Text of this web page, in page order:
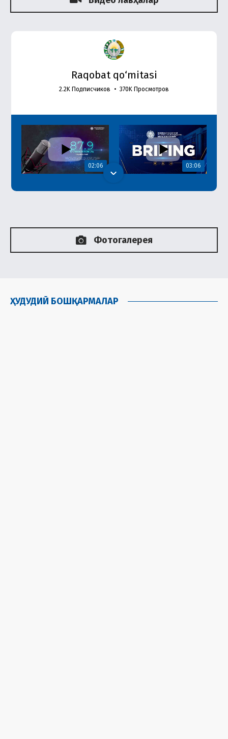
Raqobat qo‘mitasi
2.2K Подписчиков • 370K Просмотров
02:06 03:06
02:44
Фотогалерея
ҲУДУДИЙ БОШҚАРМАЛАР